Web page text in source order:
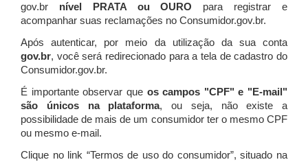
gov.br nível PRATA ou OURO para registrar e
acompanhar suas reclamações no Consumidor.gov.br.
Após autenticar, por meio da utilização da sua conta
gov.br, você será redirecionado para a tela de cadastro do
Consumidor.gov.br.
É importante observar que os campos "CPF" e "E-mail"
são únicos na plataforma, ou seja, não existe a
possibilidade de mais de um consumidor ter o mesmo CPF
ou mesmo e-mail.
Clique no link “Termos de uso do consumidor”, situado na